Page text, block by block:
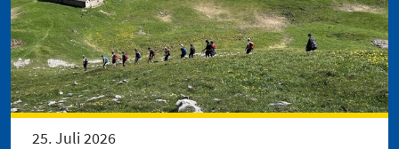
25. Juli 2026